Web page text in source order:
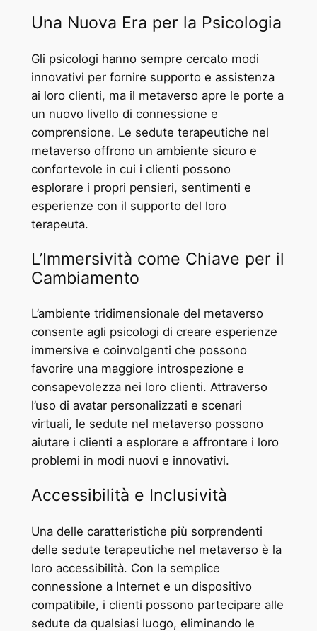
Una Nuova Era per la Psicologia
Gli psicologi hanno sempre cercato modi
innovativi per fornire supporto e assistenza
ai loro clienti, ma il metaverso apre le porte a
un nuovo livello di connessione e
comprensione. Le sedute terapeutiche nel
metaverso offrono un ambiente sicuro e
confortevole in cui i clienti possono
esplorare i propri pensieri, sentimenti e
esperienze con il supporto del loro
terapeuta.
L’Immersività come Chiave per il
Cambiamento
L’ambiente tridimensionale del metaverso
consente agli psicologi di creare esperienze
immersive e coinvolgenti che possono
favorire una maggiore introspezione e
consapevolezza nei loro clienti. Attraverso
l’uso di avatar personalizzati e scenari
virtuali, le sedute nel metaverso possono
aiutare i clienti a esplorare e affrontare i loro
problemi in modi nuovi e innovativi.
Accessibilità e Inclusività
Una delle caratteristiche più sorprendenti
delle sedute terapeutiche nel metaverso è la
loro accessibilità. Con la semplice
connessione a Internet e un dispositivo
compatibile, i clienti possono partecipare alle
sedute da qualsiasi luogo, eliminando le